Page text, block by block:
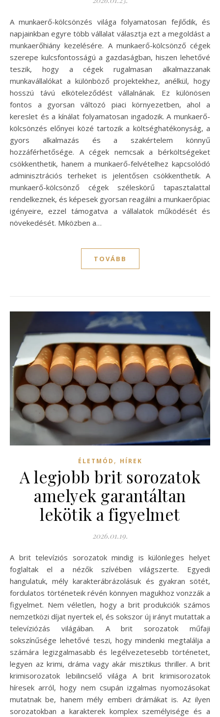
A munkaerő-kölcsönzés világa folyamatosan fejlődik, és
napjainkban egyre több vállalat választja ezt a megoldást a
munkaerőhiány kezelésére. A munkaerő-kölcsönző cégek
szerepe kulcsfontosságú a gazdaságban, hiszen lehetővé
teszik, hogy a cégek rugalmasan alkalmazzanak
munkavállalókat a különböző projektekhez, anélkül, hogy
hosszú távú elköteleződést vállalnának. Ez különösen
fontos a gyorsan változó piaci környezetben, ahol a
kereslet és a kínálat folyamatosan ingadozik. A munkaerő-
kölcsönzés előnyei közé tartozik a költséghatékonyság, a
gyors alkalmazás és a szakértelem könnyű
hozzáférhetősége. A cégek nemcsak a bérköltségeket
csökkenthetik, hanem a munkaerő-felvételhez kapcsolódó
adminisztrációs terheket is jelentősen csökkenthetik. A
munkaerő-kölcsönző cégek széleskörű tapasztalattal
rendelkeznek, és képesek gyorsan reagálni a munkaerőpiac
igényeire, ezzel támogatva a vállalatok működését és
növekedését. Miközben a…
TOVÁBB
ÉLETMÓD , HÍREK
A legjobb brit sorozatok
amelyek garantáltan
lekötik a figyelmet
2026.01.19.
A brit televíziós sorozatok mindig is különleges helyet
foglaltak el a nézők szívében világszerte. Egyedi
hangulatuk, mély karakterábrázolásuk és gyakran sötét,
fordulatos történeteik révén könnyen magukhoz vonzzák a
figyelmet. Nem véletlen, hogy a brit produkciók számos
nemzetközi díjat nyertek el, és sokszor új irányt mutattak a
televíziózás világában. A brit sorozatok műfaji
sokszínűsége lehetővé teszi, hogy mindenki megtalálja a
számára legizgalmasabb és legélvezetesebb történetet,
legyen az krimi, dráma vagy akár misztikus thriller. A brit
krimisorozatok lebilincselő világa A brit krimisorozatok
híresek arról, hogy nem csupán izgalmas nyomozásokat
mutatnak be, hanem mély emberi drámákat is. Az ilyen
sorozatokban a karakterek komplex személyisége és a